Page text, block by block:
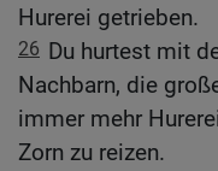
Hurerei getrieben.
26 Du hurtest mit
Nachbarn, die
immer mehr
Zorn zu reizen.